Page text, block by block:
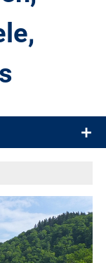
für alle, die gern